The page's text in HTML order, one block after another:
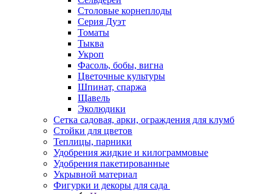
Столовые корнеплоды
Серия Дуэт
Томаты
Тыква
Укроп
Фасоль, бобы, вигна
Цветочные культуры
Шпинат, спаржа
Щавель
Эколюдики
Сетка садовая, арки, ограждения для клумб
Стойки для цветов
Теплицы, парники
Удобрения жидкие и килограммовые
Удобрения пакетированные
Укрывной материал
Фигурки и декоры для сада